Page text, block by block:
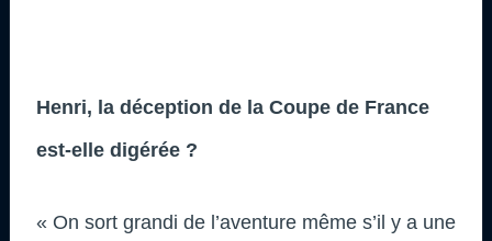
Henri, la déception de la Coupe de France
est-elle digérée ?
« On sort grandi de l’aventure même s’il y a une